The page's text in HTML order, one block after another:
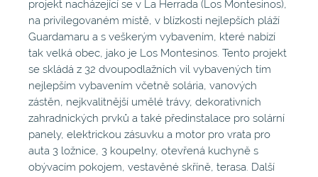
projekt nacházející se v La Herrada (Los Montesinos),
na privilegovaném místě, v blízkosti nejlepších pláží
Guardamaru a s veškerým vybavením, které nabízí
tak velká obec, jako je Los Montesinos. Tento projekt
se skládá z 32 dvoupodlažních vil vybavených tím
nejlepším vybavením včetně solária, vanových
zástěn, nejkvalitnější umělé trávy, dekorativních
zahradnických prvků a také předinstalace pro solární
panely, elektrickou zásuvku a motor pro vrata pro
auta 3 ložnice, 3 koupelny, otevřená kuchyně s
obývacím pokojem, vestavěné skříně, terasa. Další